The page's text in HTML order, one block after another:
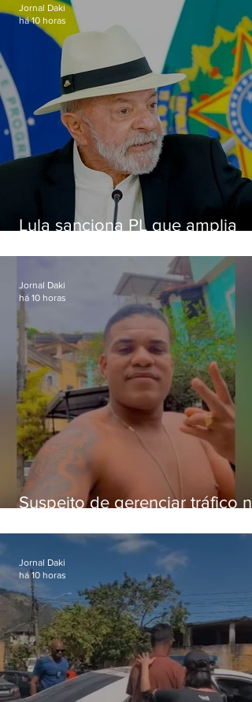
Lula sanciona PL que amplia
crianças
Jornal Daki
há 10 horas
Suspeito de gerenciar tráfico na
foragido
Jornal Daki
há 10 horas
Jornal Daki
há 10 horas